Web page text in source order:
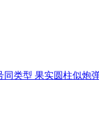
类型 果实圆柱似炮